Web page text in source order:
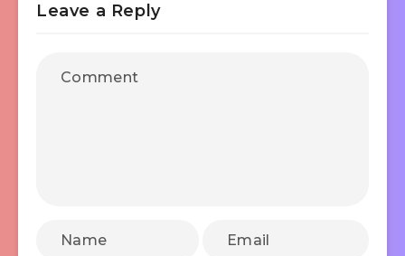
Leave a Reply